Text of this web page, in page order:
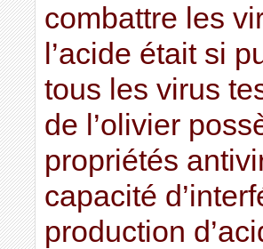
combattre les
l’acide était si
tous les virus
de l’olivier
propriétés
capacité
production